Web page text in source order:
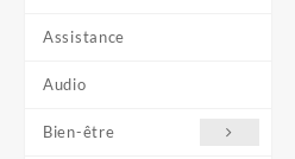
Assistance
Audio
Bien-être